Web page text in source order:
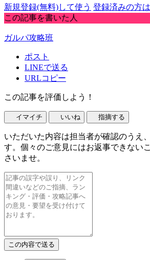
新規登録(無料)して使う 登録済みの方
この記事を書いた人
ガルパ攻略班
ポスト
LINEで送る
URLコピー
この記事を評価しよう！
イマイチ いいね 指摘する
いただいた内容は担当者が確認のうえ
す。個々のご意見にはお返事できない
さいませ。